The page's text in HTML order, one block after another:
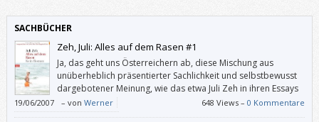
SACHBÜCHER
Zeh, Juli: Alles auf dem Rasen #1
Ja, das geht uns Österreichern ab, diese Mischung aus
unüberheblich präsentierter Sachlichkeit und selbstbewusst
dargebotener Meinung, wie das etwa Juli Zeh in ihren Essays
handhabt.
19/06/2007 – von Werner 648 Views –0 Kommentare